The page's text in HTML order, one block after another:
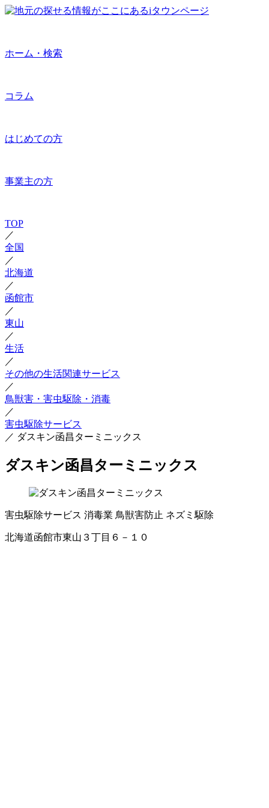
ホーム・検索
コラム
はじめての方
事業主の方
TOP
／
全国
／
北海道
／
函館市
／
東山
／
生活
／
その他の生活関連サービス
／
鳥獣害・害虫駆除・消毒
／
害虫駆除サービス
／ ダスキン函昌ターミニックス
ダスキン函昌ターミニックス
害虫駆除サービス 消毒業 鳥獣害防止 ネズミ駆除
北海道函館市東山３丁目６－１０